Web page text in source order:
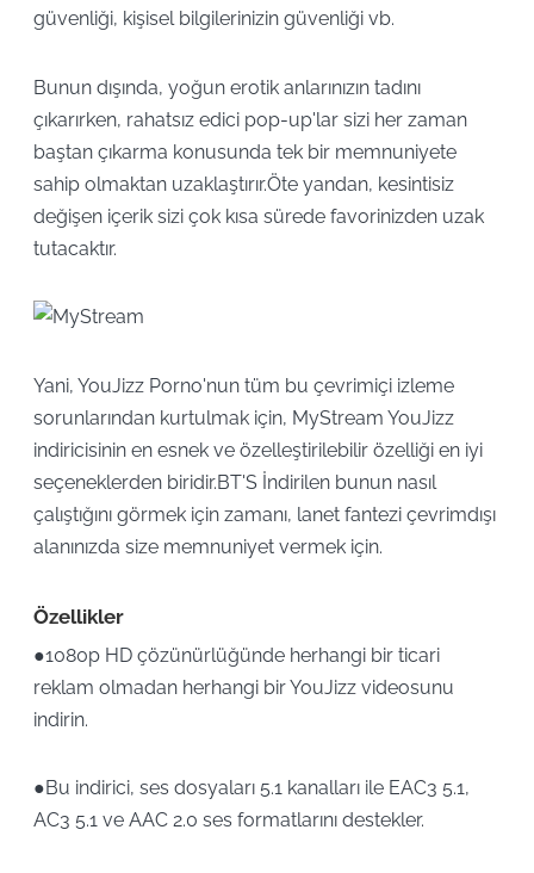
güvenliği, kişisel bilgilerinizin güvenliği vb.
Bunun dışında, yoğun erotik anlarınızın tadını
çıkarırken, rahatsız edici pop-up'lar sizi her zaman
baştan çıkarma konusunda tek bir memnuniyete
sahip olmaktan uzaklaştırır.Öte yandan, kesintisiz
değişen içerik sizi çok kısa sürede favorinizden uzak
tutacaktır.
Yani, YouJizz Porno'nun tüm bu çevrimiçi izleme
sorunlarından kurtulmak için, MyStream YouJizz
indiricisinin en esnek ve özelleştirilebilir özelliği en iyi
seçeneklerden biridir.BT'S İndirilen bunun nasıl
çalıştığını görmek için zamanı, lanet fantezi çevrimdışı
alanınızda size memnuniyet vermek için.
Özellikler
●1080p HD çözünürlüğünde herhangi bir ticari
reklam olmadan herhangi bir YouJizz videosunu
indirin.
●Bu indirici, ses dosyaları 5.1 kanalları ile EAC3 5.1,
AC3 5.1 ve AAC 2.0 ses formatlarını destekler.